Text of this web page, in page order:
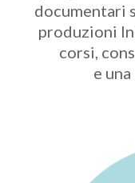
documentari
produzioni
corsi,
e